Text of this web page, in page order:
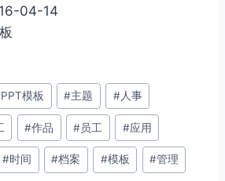
04-14
PPT模板 #主题 #人事
#作品 #员工 #应用
#时间 #档案 #模板 #管理